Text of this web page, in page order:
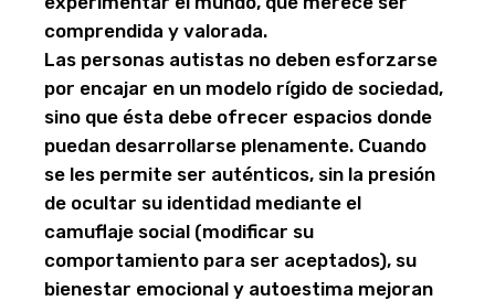
comprendida y valorada.
Las personas autistas no deben esforzarse
por encajar en un modelo rígido de sociedad,
sino que ésta debe ofrecer espacios donde
puedan desarrollarse plenamente. Cuando
se les permite ser auténticos, sin la presión
de ocultar su identidad mediante el
camuflaje social (modificar su
comportamiento para ser aceptados), su
bienestar emocional y autoestima mejoran